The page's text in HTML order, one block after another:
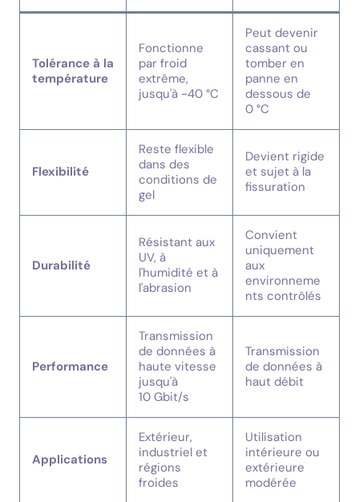
Tolérance à la
température
Fonctionne
par froid
extrême,
jusqu'à -40 °C
Peut devenir
cassant ou
tomber en
panne en
dessous de
0 °C
Flexibilité
Reste flexible
dans des
conditions de
gel
Devient rigide
et sujet à la
fissuration
Durabilité
Résistant aux
UV, à
l'humidité et à
l'abrasion
Convient
uniquement
aux
environneme
nts contrôlés
Performance
Transmission
de données à
haute vitesse
jusqu'à
10 Gbit/s
Transmission
de données à
haut débit
Applications
Extérieur,
industriel et
régions
froides
Utilisation
intérieure ou
extérieure
modérée